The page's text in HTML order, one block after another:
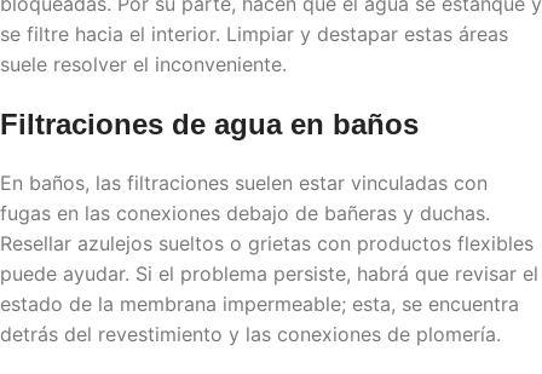
se filtre hacia el interior. Limpiar y destapar estas áreas
suele resolver el inconveniente.
Filtraciones de agua en baños
En baños, las filtraciones suelen estar vinculadas con
fugas en las conexiones debajo de bañeras y duchas.
Resellar azulejos sueltos o grietas con productos flexibles
puede ayudar. Si el problema persiste, habrá que revisar el
estado de la membrana impermeable; esta, se encuentra
detrás del revestimiento y las conexiones de plomería.